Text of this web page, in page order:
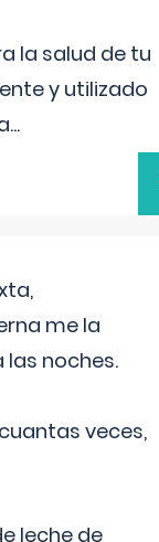
la salud de tu
y utilizado
...
me la
noches.
veces,
leche de